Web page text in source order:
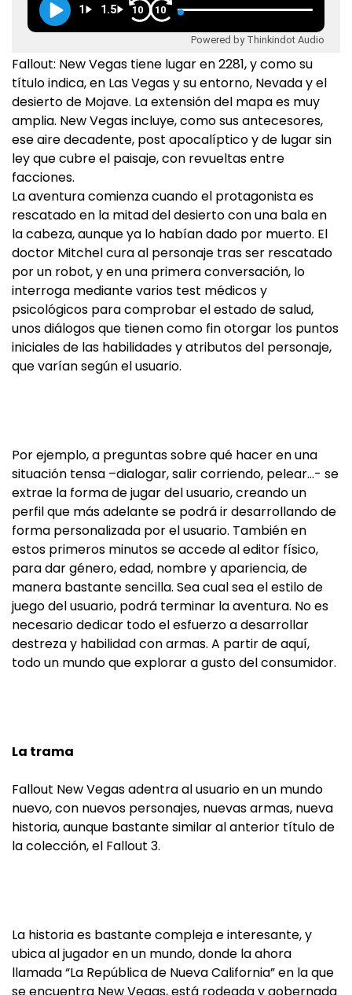
1 1.5 10 10
Powered by Thinkindot Audio
Fallout: New Vegas tiene lugar en 2281, y como su
título indica, en Las Vegas y su entorno, Nevada y el
desierto de Mojave. La extensión del mapa es muy
amplia. New Vegas incluye, como sus antecesores,
ese aire decadente, post apocalíptico y de lugar sin
ley que cubre el paisaje, con revueltas entre
facciones.
La aventura comienza cuando el protagonista es
rescatado en la mitad del desierto con una bala en
la cabeza, aunque ya lo habían dado por muerto. El
doctor Mitchel cura al personaje tras ser rescatado
por un robot, y en una primera conversación, lo
interroga mediante varios test médicos y
psicológicos para comprobar el estado de salud,
unos diálogos que tienen como fin otorgar los puntos
iniciales de las habilidades y atributos del personaje,
que varían según el usuario.
Por ejemplo, a preguntas sobre qué hacer en una
situación tensa –dialogar, salir corriendo, pelear…- se
extrae la forma de jugar del usuario, creando un
perfil que más adelante se podrá ir desarrollando de
forma personalizada por el usuario. También en
estos primeros minutos se accede al editor físico,
para dar género, edad, nombre y apariencia, de
manera bastante sencilla. Sea cual sea el estilo de
juego del usuario, podrá terminar la aventura. No es
necesario dedicar todo el esfuerzo a desarrollar
destreza y habilidad con armas. A partir de aquí,
todo un mundo que explorar a gusto del consumidor.
La trama
Fallout New Vegas adentra al usuario en un mundo
nuevo, con nuevos personajes, nuevas armas, nueva
historia, aunque bastante similar al anterior título de
la colección, el Fallout 3.
La historia es bastante compleja e interesante, y
ubica al jugador en un mundo, donde la ahora
llamada “La República de Nueva California” en la que